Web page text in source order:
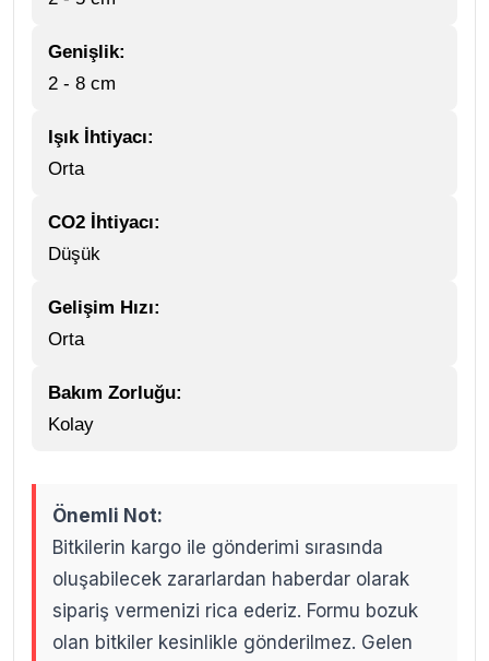
Genişlik:
2 - 8 cm
Işık İhtiyacı:
Orta
CO2 İhtiyacı:
Düşük
Gelişim Hızı:
Orta
Bakım Zorluğu:
Kolay
Önemli Not:
Bitkilerin kargo ile gönderimi sırasında
oluşabilecek zararlardan haberdar olarak
sipariş vermenizi rica ederiz. Formu bozuk
olan bitkiler kesinlikle gönderilmez. Gelen